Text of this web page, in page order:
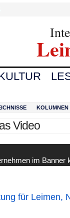
KOLUMNEN
Video
im Banner
für Leimen,